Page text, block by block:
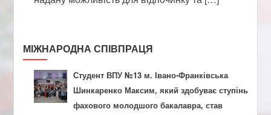
МІЖНАРОДНА СПІВПРАЦЯ
Студент ВПУ №13 м. Івано-Франківська
Шинкаренко Максим, який здобуває ступінь
фахового молодшого бакалавра, став